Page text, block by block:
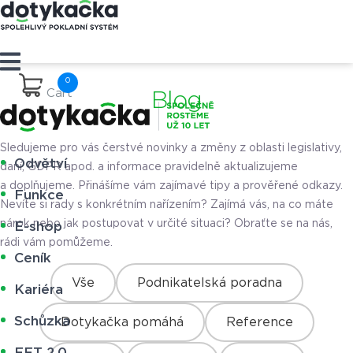
Cart
Odvětví
Funkce
E-shop
Ceník
Kariéra
Schůzka
Blog
Sledujeme pro vás čerstvé novinky a změny z oblasti legislativy,
daní, GDPR apod. a informace pravidelně aktualizujeme
a doplňujeme. Přinášíme vám zajímavé tipy a prověřené odkazy.
Nevíte si rady s konkrétním nařízením? Zajímá vás, na co máte
nárok nebo jak postupovat v určité situaci? Obraťte se na nás,
rádi vám pomůžeme.
Vše Podnikatelská poradna
Dotykačka pomáhá Reference